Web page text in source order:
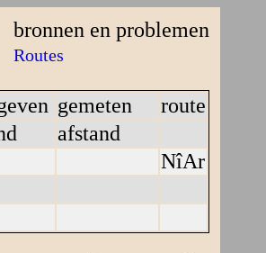
bronnen en problemen
Routes
gemeten
route
afstand
NîAr